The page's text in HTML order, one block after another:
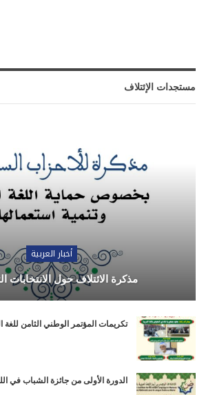
مستجدات الإئتلاف
أخبار العربية
مذكرة الائتلاف حول الانتخابات
تكريمات المؤتمر الوطني الثامن للغة
الدورة الأولى من جائزة الشباب في